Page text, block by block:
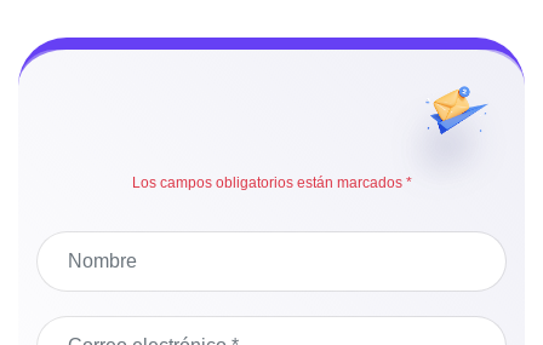
Los campos obligatorios están marcados *